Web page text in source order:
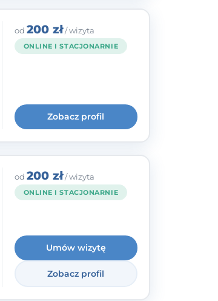
od 200 zł/ wizyta
ONLINE I STACJONARNIE
Zobacz profil
od 200 zł/ wizyta
ONLINE I STACJONARNIE
Umów wizytę
Zobacz profil